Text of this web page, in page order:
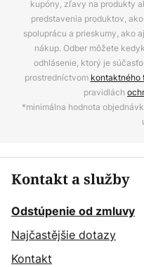
kupóny, zľavy na produkty
predstavenia produktov,
spoluprácu a prieskumy, ako
nákup. Odber môžete
odhlásenie, ktorý je
prostredníctvom kontaktného
pravidlách
*minimálna hodnota
Kontakt a služby
Odstúpenie od zmluvy
Najčastějšie dotazy
Kontakt